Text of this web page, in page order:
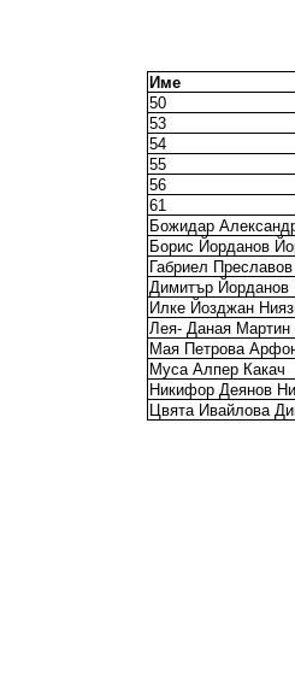
Име
50
53
54
55
56
61
Божидар
Борис Йорданов
Габриел
Димитър
Илке Йозджан
Лея- Даная
Мая Петрова
Муса Алпер Какач
Никифор Деянов
Цвята Ивайлова